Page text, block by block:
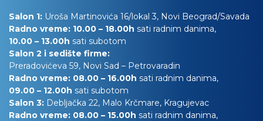
Salon 1: Uroša Martinovića 16/lokal 3, Novi Beograd/Savada
Radno vreme: 10.00 – 18.00h sati radnim danima,
10.00 – 13.00h sati subotom
Salon 2 i sedište firme:
Preradovićeva 59, Novi Sad – Petrovaradin
Radno vreme: 08.00 – 16.00h sati radnim danima,
09.00 – 12.00h sati subotom
Salon 3: Debljačka 22, Malo Krčmare, Kragujevac
Radno vreme: 08.00 – 15.00h sati radnim danima,